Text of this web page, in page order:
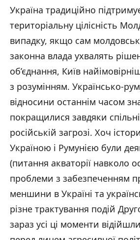
Україна традиційно
територіальну цілісність
випадку, якщо сам
законна влада ухвалять
об’єднання, Київ
з розумінням. Українсько-
відносини останнім часом
покращилися завдяки
російській загрозі. Хоч
Україною і Румунією були
(питання акваторії навколо
проблеми з забезпеченням
меншини в Україні та
різне трактування подій
зараз усі ці моменти